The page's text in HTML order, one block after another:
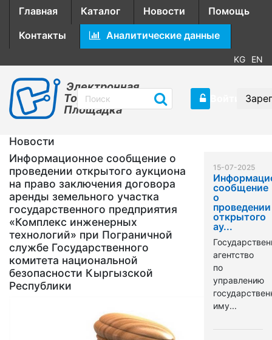
Главная Каталог Новости
Помощь
Контакты
Аналитические данные
KG EN
Электронная
Торговая
Площадка
Новости
Информационное сообщение о
проведении открытого аукциона
на право заключения договора
аренды земельного участка
государственного предприятия
«Комплекс инженерных
технологий» при Пограничной
службе Государственного
комитета национальной
безопасности Кыргызской
Республики
15-07-2025
сообщение
о
проведении
открытого
ау...
агентство
по
управлению
иму...